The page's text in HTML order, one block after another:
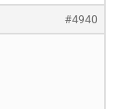
#4940